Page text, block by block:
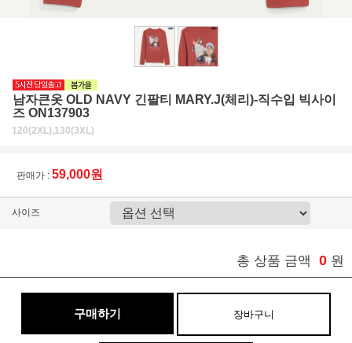
남자큰옷 OLD NAVY 긴팔티 MARY.J(체리)-직수입 빅사이
즈 ON137903
120(2XL),130(3XL)
판매가 : 59,000원
사이즈
총 상품 금액 0 원
구매하기 장바구니